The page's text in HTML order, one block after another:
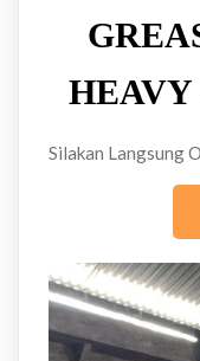
Silakan Langsung